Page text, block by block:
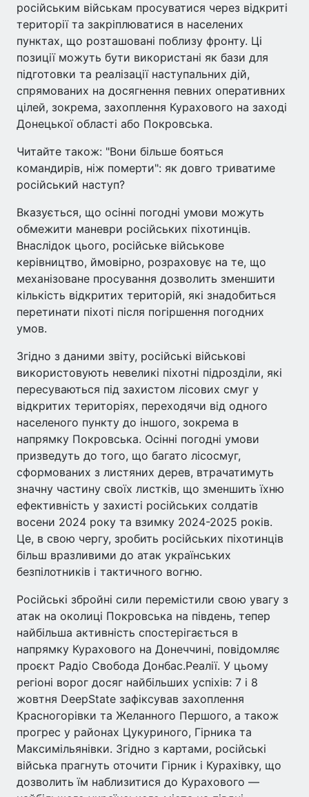
російським військам просуватися через відкриті
території та закріплюватися в населених
пунктах, що розташовані поблизу фронту. Ці
позиції можуть бути використані як бази для
підготовки та реалізації наступальних дій,
спрямованих на досягнення певних оперативних
цілей, зокрема, захоплення Курахового на заході
Донецької області або Покровська.
Читайте також: "Вони більше бояться
командирів, ніж померти": як довго триватиме
російський наступ?
Вказується, що осінні погодні умови можуть
обмежити маневри російських піхотинців.
Внаслідок цього, російське військове
керівництво, ймовірно, розраховує на те, що
механізоване просування дозволить зменшити
кількість відкритих територій, які знадобиться
перетинати піхоті після погіршення погодних
умов.
Згідно з даними звіту, російські військові
використовують невеликі піхотні підрозділи, які
пересуваються під захистом лісових смуг у
відкритих територіях, переходячи від одного
населеного пункту до іншого, зокрема в
напрямку Покровська. Осінні погодні умови
призведуть до того, що багато лісосмуг,
сформованих з листяних дерев, втрачатимуть
значну частину своїх листків, що зменшить їхню
ефективність у захисті російських солдатів
восени 2024 року та взимку 2024-2025 років.
Це, в свою чергу, зробить російських піхотинців
більш вразливими до атак українських
безпілотників і тактичного вогню.
Російські збройні сили перемістили свою увагу з
атак на околиці Покровська на південь, тепер
найбільша активність спостерігається в
напрямку Курахового на Донеччині, повідомляє
проєкт Радіо Свобода Донбас.Реалії. У цьому
регіоні ворог досяг найбільших успіхів: 7 і 8
жовтня DeepState зафіксував захоплення
Красногорівки та Желанного Першого, а також
прогрес у районах Цукуриного, Гірника та
Максимільянівки. Згідно з картами, російські
війська прагнуть оточити Гірник і Курахівку, що
дозволить їм наблизитися до Курахового —